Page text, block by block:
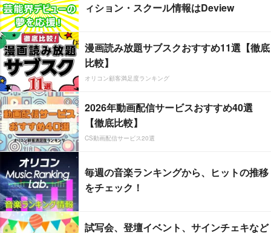
ィション・スクール情報はDeview
漫画読み放題サブスクおすすめ11選【徹底
比較】
オリコン顧客満足度ランキング
2026年動画配信サービスおすすめ40選
【徹底比較】
CS動画配信サービス20選
毎週の音楽ランキングから、ヒットの推移
をチェック！
試写会、登壇イベント、サインチェキなど